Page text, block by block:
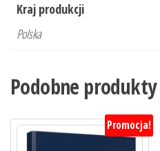
Kraj produkcji
Polska
Podobne produkty
Promocja!